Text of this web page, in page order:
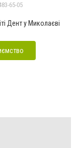
65-05
Дент у Миколаєві